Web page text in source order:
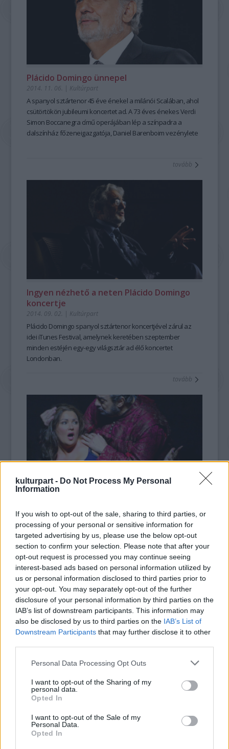
kulturpart - Do Not Process My Personal
Information
If you wish to opt-out of the sale, sharing to third parties, or
processing of your personal or sensitive information for
targeted advertising by us, please use the below opt-out
section to confirm your selection. Please note that after your
opt-out request is processed you may continue seeing
interest-based ads based on personal information utilized by
us or personal information disclosed to third parties prior to
your opt-out. You may separately opt-out of the further
disclosure of your personal information by third parties on the
IAB’s list of downstream participants. This information may
also be disclosed by us to third parties on the IAB’s List of
Downstream Participants that may further disclose it to other
Please note that this website/app uses one or more Google
not limited to your visit or usage behaviour. You may click to
grant or deny consent to Google and its third-party tags to
use your data for below specified purposes in below Google
consent section.
Personal Data Processing Opt Outs
I want to opt-out of the Sharing of my
personal data.
Opted In
I want to opt-out of the Sale of my
Personal Data.
Opted In
Plácido Domingo ünnepel
2014. 11. 06. | Kultúrpart
Aspanyol sztártenor45 éve énekel a milánói Scalában, ahol
csütörtökön jubileumi koncertetad. A73 éves énekesVerdi
Simon Boccanegra című operájában lép a színpadra a
dalszínház főzeneigazgatója, Daniel Barenboim vezénylete
tovább
Ingyen nézhető a neten Plácido Domingo
koncertje
2014. 09. 02. | Kultúrpart
Plácido Domingo spanyol sztártenorkoncertjével zárul az
idei iTunes Festival, amelynek keretében szeptember
minden estéjén egy-egy világsztár ad élő koncertet
Londonban.
tovább
2014. 08. 25.|Kultúrpart
Az ideiSalzburgi Ünnepi JátékokfénypontjaA trubadúr .Verdi
mesterműve minden idők egyik legismertebb és
legnépszerűbb operája, ráadásul ezúttal parádés
szereposztásban kerül a közönség elé.
tovább
Domingo és Netrebko együtt lép színpadra
Salzburgban